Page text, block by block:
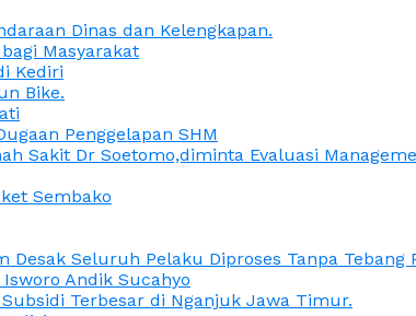
Dinas dan Kelengkapan.
Masyarakat
Kediri
Bike.
Penggelapan SHM
Sakit Dr Soetomo,diminta Evaluasi
Sembako
Seluruh Pelaku Diproses Tanpa Tebang
Andik Sucahyo
Terbesar di Nganjuk Jawa Timur.